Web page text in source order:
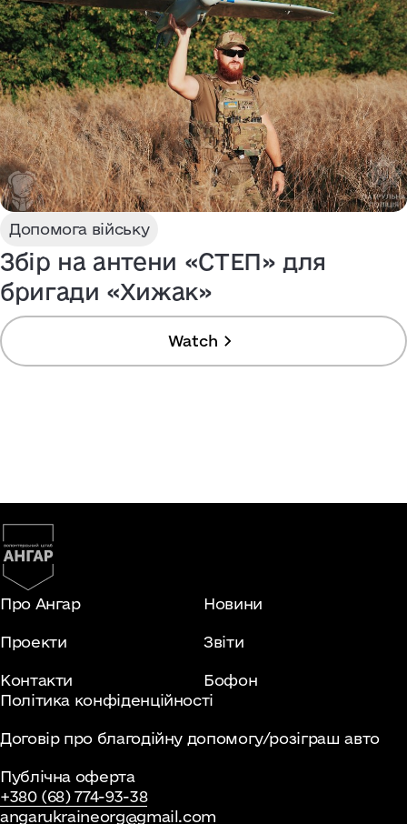
Допомога війську
Збір на антени «СТЕП» для
бригади «Хижак»
Watch
Про Ангар
Проекти
Контакти
Новини
Звіти
Бофон
Політика конфіденційності
Договір про благодійну допомогу/розіграш авто
Публічна оферта
+380 (68) 774-93-38
angarukraineorg@gmail.com